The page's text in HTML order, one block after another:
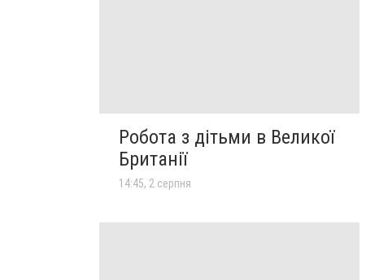
Робота з дітьми в Великої
Британії
14:45, 2 серпня